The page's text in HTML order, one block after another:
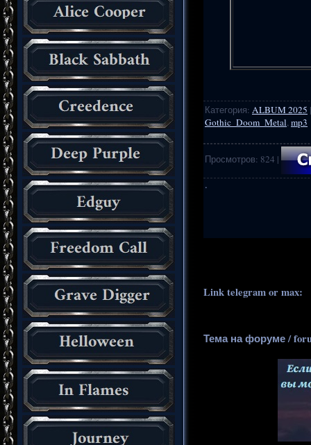
Категория: ALBUM 2025
Gothic_Doom_Metal,mp3
Просмотров: 824 |
·
Link telegram or max:
Тема на форуме /